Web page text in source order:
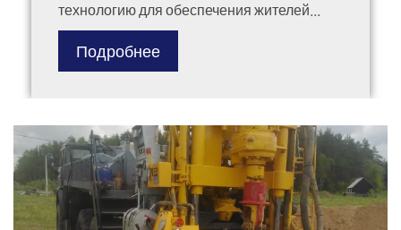
технологию для обеспечения жителей...
Подробнее